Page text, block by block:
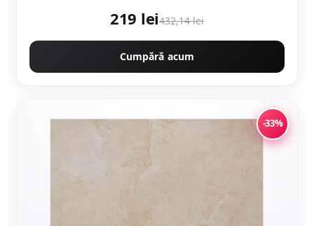
CMP1546
219 lei432,14 lei
Cumpără acum
-33%